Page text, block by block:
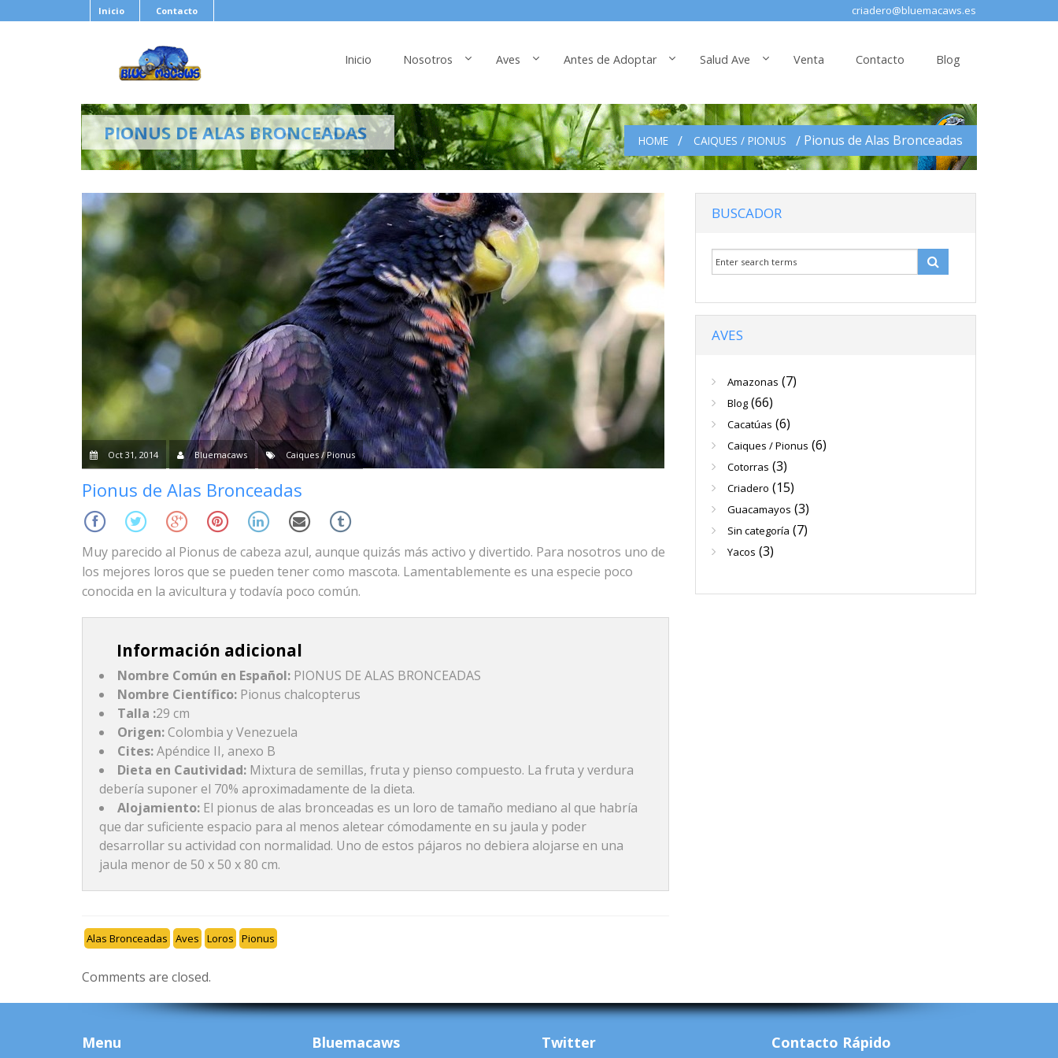
Inicio Contacto criadero@bluemacaws.es
Inicio Nosotros Aves Antes de Adoptar Salud Ave Venta Contacto Blog
PIONUS DE ALAS BRONCEADAS HOME CAIQUES / PIONUS Pionus de Alas Bronceadas
BUSCADOR
AVES
Amazonas (7)
Blog(66)
Cacatúas (6)
Caiques / Pionus (6)
Cotorras (3)
Criadero (15)
Guacamayos (3)
Sin categoría (7)
Yacos (3)
Oct 31, 2014 Bluemacaws Caiques / Pionus
Pionus de Alas Bronceadas
Muy parecido al Pionus de cabeza azul, aunque quizás más activo y divertido. Para nosotros uno de
los mejores loros que se pueden tener como mascota. Lamentablemente es una especie poco
conocida en la avicultura y todavía poco común.
Información adicional
Nombre Común en Español: PIONUS DE ALAS BRONCEADAS
Nombre Científico: Pionus chalcopterus
Talla :29 cm
Origen: Colombia y Venezuela
Cites:Apéndice II, anexo B
Dieta en Cautividad: Mixtura de semillas, fruta y pienso compuesto. La fruta y verdura
debería suponer el 70% aproximadamente de la dieta.
Alojamiento: El pionus de alas bronceadas es un loro de tamaño mediano al que habría
que dar suficiente espacio para al menos aletear cómodamente en su jaula y poder
desarrollar su actividad con normalidad. Uno de estos pájaros no debiera alojarse en una
jaula menor de 50 x 50 x 80 cm.
Alas Bronceadas Aves Loros Pionus
Comments are closed.
Menu Bluemacaws Twitter Contacto Rápido